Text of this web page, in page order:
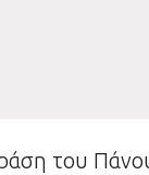
του